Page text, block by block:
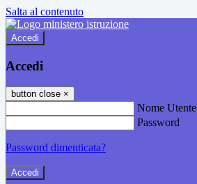
Salta al contenuto
Accedi
Accedi
button close ×
Nome Utente
Password
Password dimenticata?